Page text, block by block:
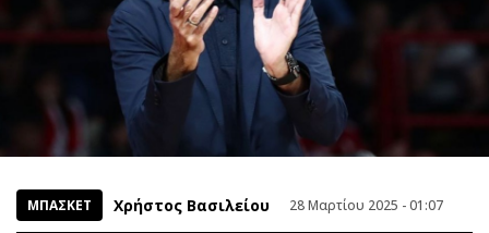
ΜΠΑΣΚΕΤ Χρήστος Βασιλείου 28 Μαρτίου 2025 - 01:07